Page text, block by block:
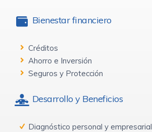
Bienestar financiero
Créditos
Ahorro e Inversión
Seguros y Protección
Desarrollo y Beneficios
Diagnóstico personal y empresarial